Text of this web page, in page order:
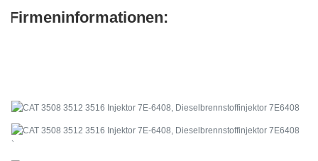
Firmeninformationen:
`